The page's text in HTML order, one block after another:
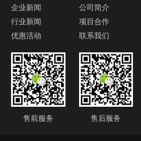
企业新闻
行业新闻
优惠活动
售前服务
公司简介
项目合作
联系我们
售后服务